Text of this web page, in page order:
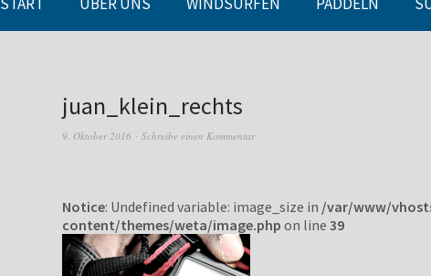
juan_klein_rechts
9. Oktober 2016 Schreibe einen Kommentar
Notice: Undefined variable: image_size in /var/www/
content/themes/weta/image.php on line 39